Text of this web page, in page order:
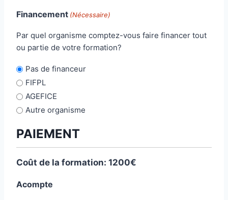
Financement (Nécessaire)
Par quel organisme comptez-vous faire financer tout
ou partie de votre formation?
Pas de financeur
FIFPL
AGEFICE
Autre organisme
PAIEMENT
Coût de la formation: 1200€
Acompte